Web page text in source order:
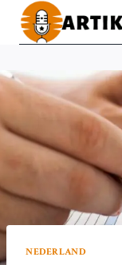
Doorgaan
naar
NEDERLAND